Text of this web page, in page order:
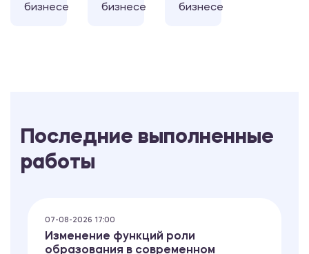
бизнесе
бизнесе
бизнесе
Последние выполненные
работы
07-08-2026 17:00
Изменение функций роли
образования в современном